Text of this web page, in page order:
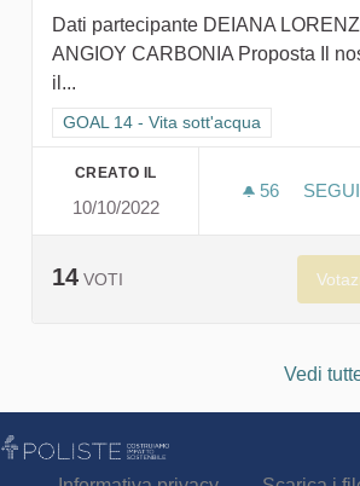
Dati partecipante DEIANA
ANGIOY CARBONIA Proposta Il
il...
Filtra i risultati per categoria: GOAL 14
GOAL 14 - Vita sott'acqua
CREATO IL
10/10/2022
56 56
SEGUI
14 VOTI
Vedi